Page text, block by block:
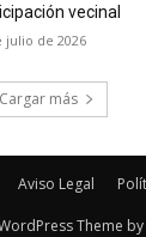
vecinal
julio de 2026
Cargar más
Aviso Legal
Theme by